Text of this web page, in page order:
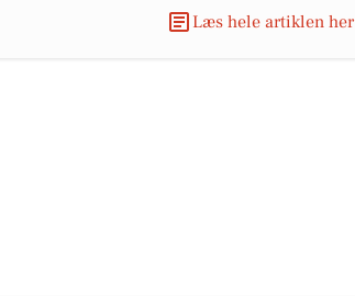
Læs hele artiklen her